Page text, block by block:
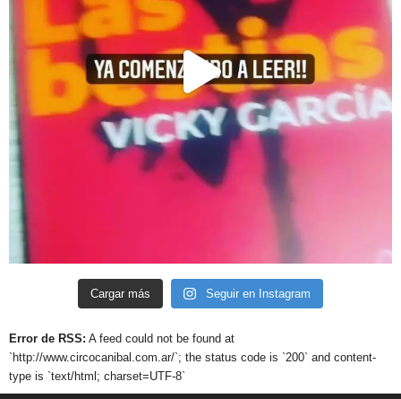
Cargar más Seguir en Instagram
Error de RSS: A feed could not be found at
`http://www.circocanibal.com.ar/`; the status code is `200` and content-
type is `text/html; charset=UTF-8`